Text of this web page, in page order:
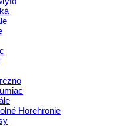
Horehronie